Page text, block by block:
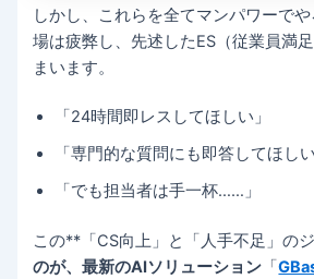
しかし、これらを全てマンパワーで
場は疲弊し、先述したES（従業員満
まいます。
「24時間即レスしてほしい」
「専門的な質問にも即答してほしい
「でも担当者は手一杯……」
この**「CS向上」と「人手不足」の
のが、最新のAIソリューション 「